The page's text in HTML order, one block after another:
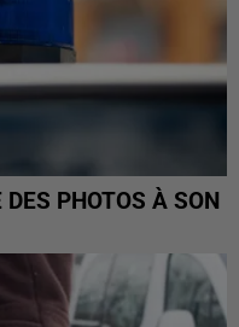
DES PHOTOS À SON